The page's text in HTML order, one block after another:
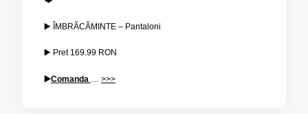
▶️ ÎMBRĂCĂMINTE – Pantaloni
▶️ Pret 169.99 RON
▶️Comanda … >>>